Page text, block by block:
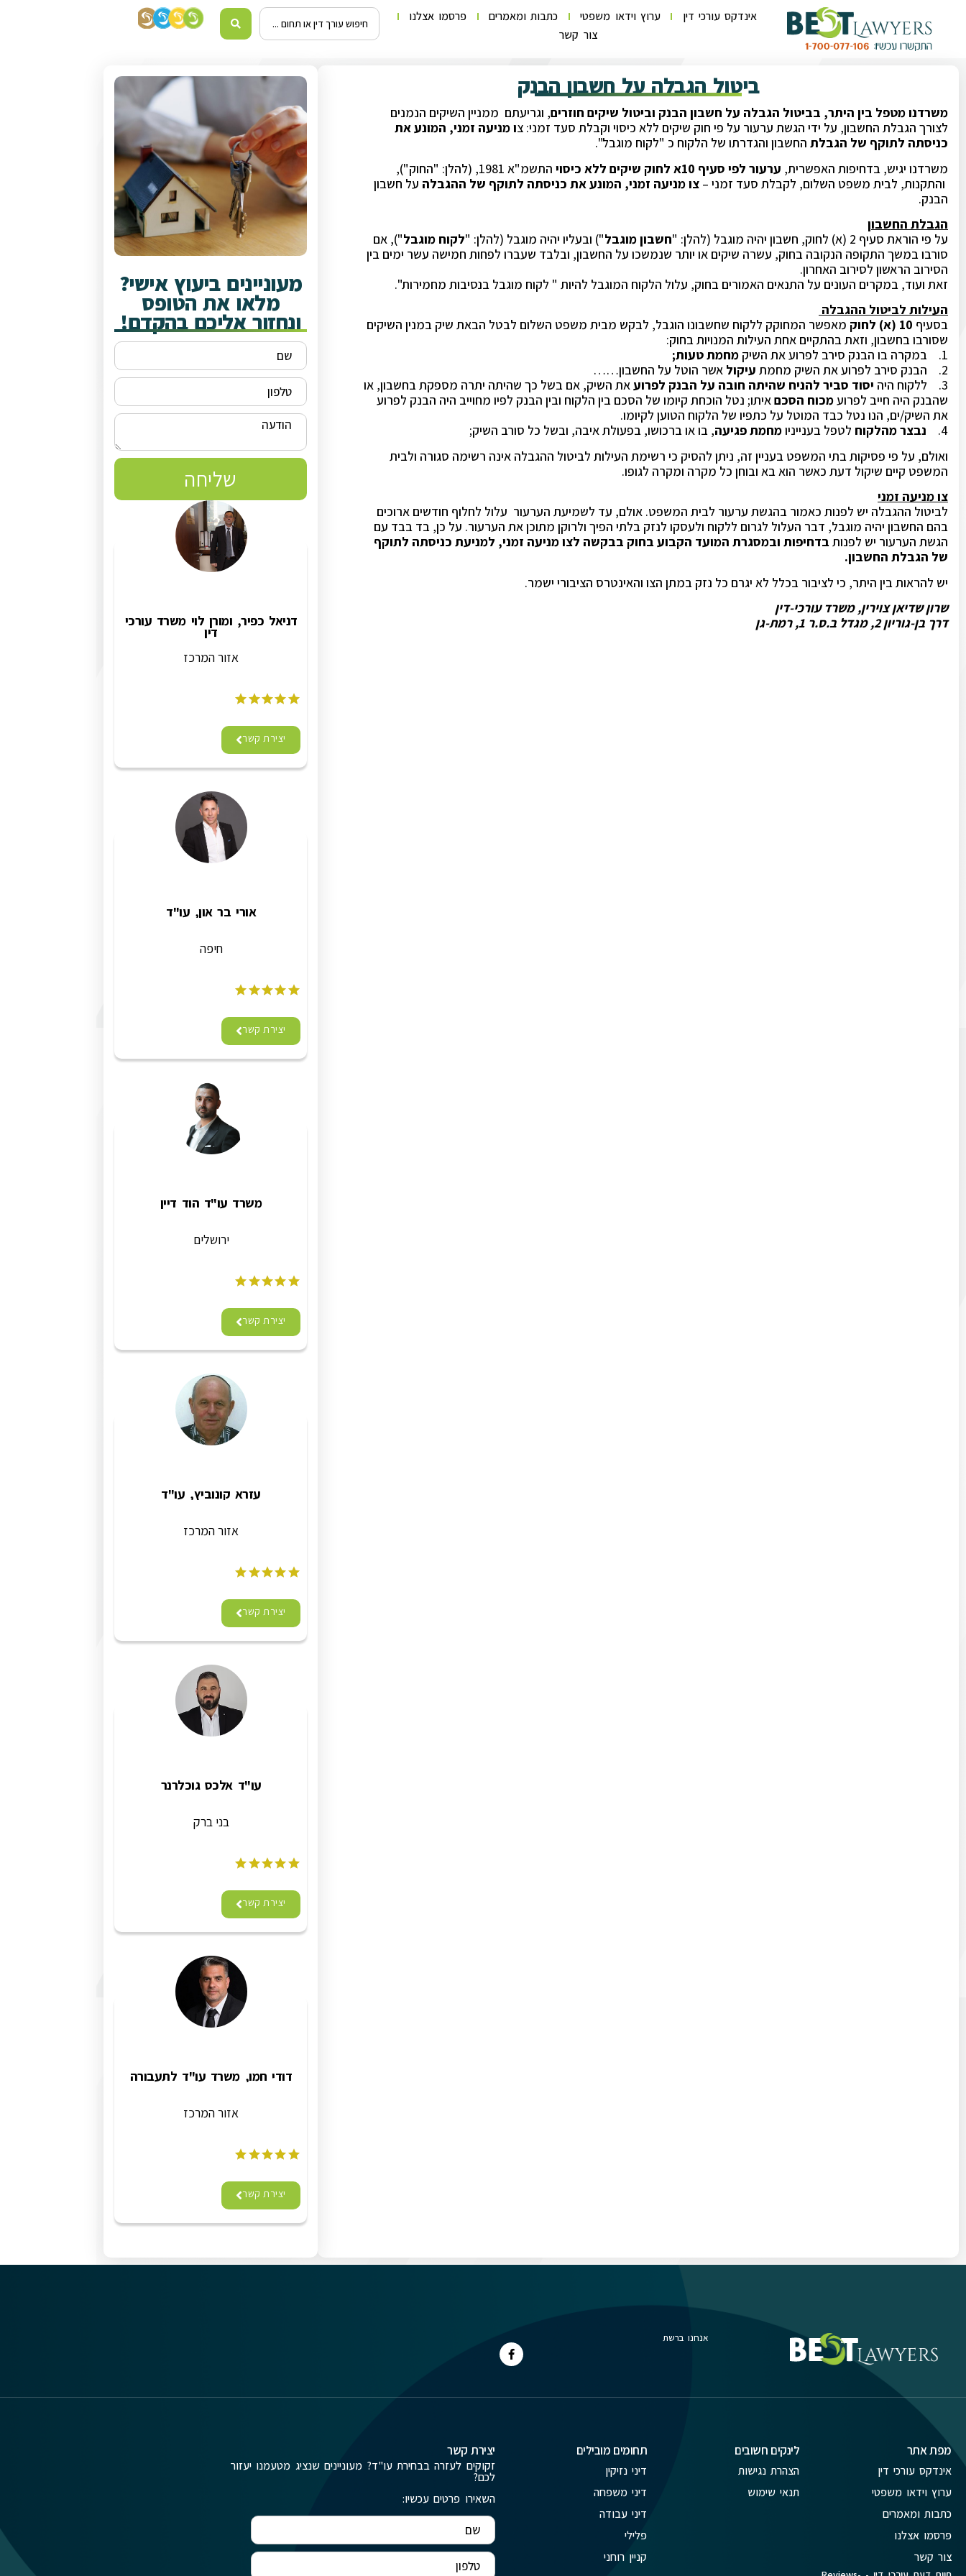
אינדקס עורכי דין ערוץ וידאו משפטי כתבות ומאמרים
פרסמו אצלנו
צור קשר
ביטול הגבלה על חשבון הבנק
משרדנו מטפל בין היתר, בביטול הגבלה על חשבון הבנק וביטול שיקים חוזרים, וגריעתם ממניין השיקים הנמנים
לצורך הגבלת החשבון, על ידי הגשת ערעור על פי חוק שיקים ללא כיסוי וקבלת סעד זמני: צו מניעה זמני, המונע את
כניסתה לתוקף של הגבלת החשבון והגדרתו של הלקוח כ "לקוח מוגבל".
משרדנו יגיש, בדחיפות האפשרית, ערעור לפי סעיף 10א לחוק שיקים ללא כיסוי
התשמ"א 1981, (להלן: "החוק"),
והתקנות, לבית משפט השלום, לקבלת סעד זמני – צו מניעה זמני, המונע את כניסתה לתוקף של ההגבלה על חשבון
הבנק.
הגבלת החשבון
על פי הוראת סעיף 2 (א) לחוק, חשבון יהיה מוגבל (להלן: "
חשבון מוגבל") ובעליו יהיה מוגבל (להלן: "לקוח מוגבל"), אם
סורבו במשך התקופה הנקובה בחוק, עשרה שיקים או יותר שנמשכו על החשבון, ובלבד שעברו לפחות חמישה עשר ימים בין
הסירוב הראשון לסירוב האחרון.
זאת ועוד, במקרים העונים על התנאים האמורים בחוק, עלול הלקוח המוגבל להיות " לקוח מוגבל בנסיבות מחמירות".
העילות לביטול ההגבלה
בסעיף 10 (א) לחוק
מאפשר המחוקק ללקוח שחשבונו הוגבל, לבקש מבית משפט השלום לבטל הבאת שיק במנין השיקים
שסורבו בחשבון, וזאת בהתקיים אחת העילות המנויות בחוק:
1. במקרה בו הבנק סירב לפרוע את השיק
מחמת טעות;
2. הבנק סירב לפרוע את השיק מחמת
עיקול אשר הוטל על החשבון……
3. ללקוח היה
יסוד סביר להניח שהיתה חובה על הבנק לפרועאת השיק, אם בשל כך שהיתה יתרה מספקת בחשבון, או
שהבנק היה חייב לפרועמכוח הסכםאיתו; נטל הוכחת קיומו של הסכם בין הלקוח ובין הבנק לפיו מחוייב היה הבנק לפרוע
את השיק/ים, הנו נטל כבד המוטל על כתפיו של הלקוח הטוען לקיומו.
4.
נבצר מהלקוח לטפל בענייניומחמת פגיעה, בו או ברכושו, בפעולת איבה, ובשל כל סורב השיק;
ואולם, על פי פסיקות בתי המשפט בעניין זה, ניתן להסיק כי רשימת העילות לביטול ההגבלה אינה רשימה סגורה ולבית
המשפט קיים שיקול דעת כאשר הוא בא ובוחן כל מקרה ומקרה לגופו.
צו מניעה זמני
לביטול ההגבלה יש לפנות כאמור בהגשת ערעור לבית המשפט. אולם, עד לשמיעת הערעור עלול לחלוף חודשים ארוכים
בהם החשבון יהיה מוגבל, דבר העלול לגרום ללקוח ולעסקו לנזק בלתי הפיך ולרוקן מתוכן את הערעור. על כן, בד בבד עם
הגשת הערעור יש לפנות בדחיפות ובמסגרת המועד הקבוע בחוק בבקשה לצו מניעה זמני, למניעת כניסתה לתוקף
של הגבלת החשבון.
יש להראות בין היתר, כי לציבור בכלל לא יגרם כל נזק במתן הצו והאינטרס הציבורי ישמר.
שרון שדיאן צוירין, משרד עורכי-דין
דרך בן-גוריון 2, מגדל ב.ס.ר 1, רמת-גן
מעוניינים ביעוץ אישי?
מלאו את הטופס
ונחזור אליכם בהקדם!
שליחה
דניאל כפיר, ומורן לוי משרד עורכי
דין
אזור המרכז
יצירת קשר
אורי בר און, עו"ד
חיפה
יצירת קשר
משרד עו"ד הוד דיין
ירושלים
יצירת קשר
עזרא קונוביץ, עו"ד
אזור המרכז
יצירת קשר
עו"ד אלכס גוכלרנר
בני ברק
יצירת קשר
דודי חמו, משרד עו"ד לתעבורה
אזור המרכז
יצירת קשר
אנחנו ברשת
מפת אתר
אינדקס עורכי דין
ערוץ וידאו משפטי
כתבות ומאמרים
פרסמו אצלנו
צור קשר
לינקים חשובים
הצהרת נגישות
תנאי שימוש
תחומים מובילים
דיני נזיקין
דיני משפחה
דיני עבודה
פלילי
קניין רוחני
יצירת קשר
זקוקים לעזרה בבחירת עו"ד? מעוניינים שנציג מטעמנו יעזור
לכם?
השאירו פרטים עכשיו: